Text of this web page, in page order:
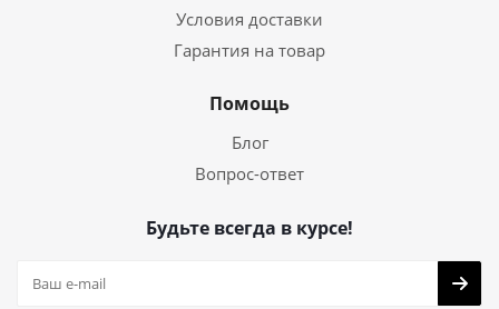
Условия доставки
Гарантия на товар
Помощь
Блог
Вопрос-ответ
Будьте всегда в курсе!